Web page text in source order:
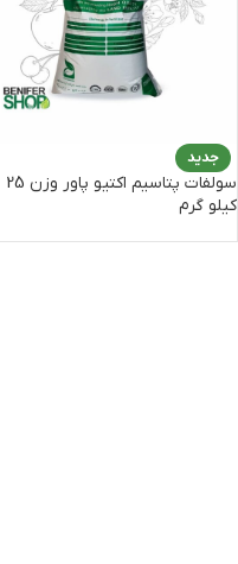
جدید
سولفات پتاسیم اکتیو پاور وزن 25
کیلو گرم